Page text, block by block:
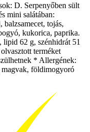
D. Serpenyőben sült
mini salátában:
balzsamecet, tojás,
kukorica, paprika.
62 g, szénhidrát 51
terméket
* Allergének:
magvak, földimogyoró